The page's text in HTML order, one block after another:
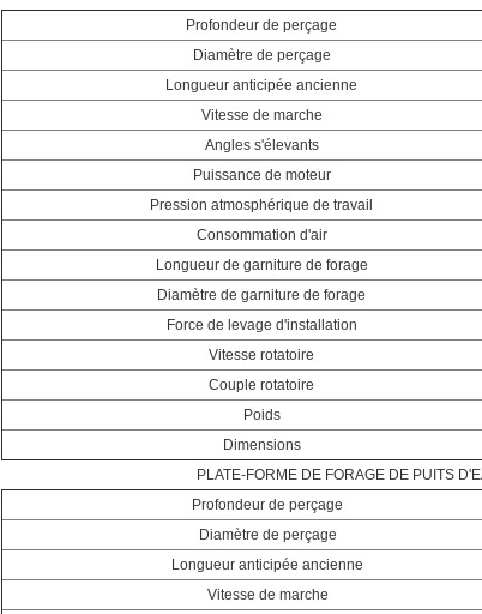
Profondeur de perçage
Diamètre de perçage
Longueur anticipée ancienne
Vitesse de marche
Angles s'élevants
Puissance de moteur
Pression atmosphérique de travail
Consommation d'air
Longueur de garniture de forage
Diamètre de garniture de forage
Force de levage d'installation
Vitesse rotatoire
Couple rotatoire
Poids
Dimensions
PLATE-FORME DE FORAGE DE PUITS
Profondeur de perçage
Diamètre de perçage
Longueur anticipée ancienne
Vitesse de marche